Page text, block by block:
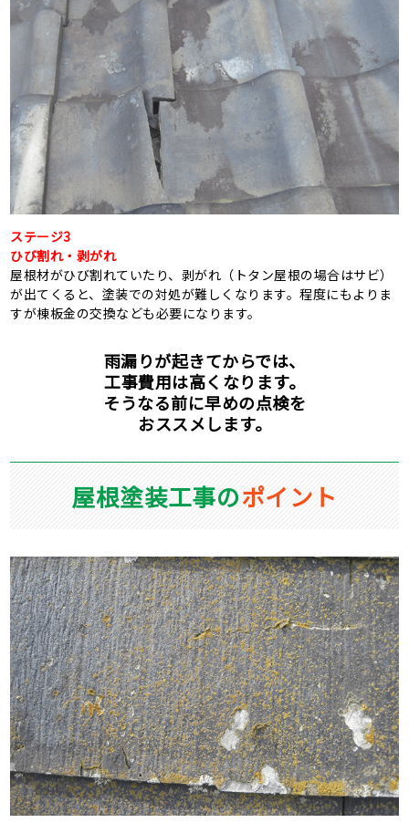
ステージ3
ひび割れ・剥がれ
屋根材がひび割れていたり、剥がれ（トタン屋根の場合はサビ）
が出てくると、塗装での対処が難しくなります。程度にもよりま
すが棟板金の交換なども必要になります。
雨漏りが起きてからでは、
工事費用は高くなります。
そうなる前に早めの点検を
おススメします。
屋根塗装工事のポイント